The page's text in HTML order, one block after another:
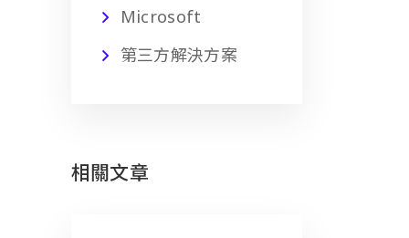
Microsoft
第三方解決方案
相關文章